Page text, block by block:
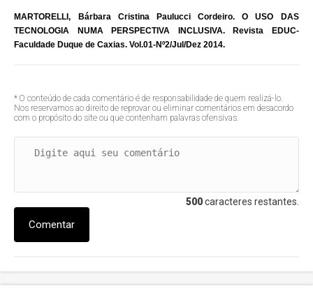
MARTORELLI, Bárbara Cristina Paulucci Cordeiro. O USO DAS
TECNOLOGIA NUMA PERSPECTIVA INCLUSIVA. Revista EDUC-
Faculdade Duque de Caxias. Vol.01-Nº2/Jul/Dez 2014.
* O conteúdo de cada comentário é de responsabilidade de quem realizá-lo.
Nos reservamos ao direito de reprovar ou eliminar comentários em desacordo
com o propósito do site ou que contenham palavras ofensivas.
500caracteres restantes.
Comentar